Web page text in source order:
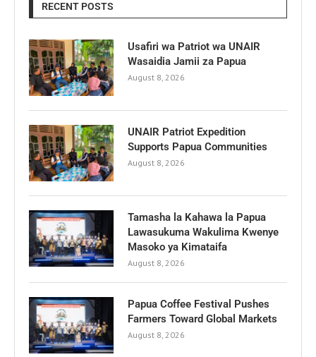
RECENT POSTS
Usafiri wa Patriot wa UNAIR
Wasaidia Jamii za Papua
August 8, 2026
UNAIR Patriot Expedition
Supports Papua Communities
August 8, 2026
Tamasha la Kahawa la Papua
Lawasukuma Wakulima Kwenye
Masoko ya Kimataifa
August 8, 2026
Papua Coffee Festival Pushes
Farmers Toward Global Markets
August 8, 2026